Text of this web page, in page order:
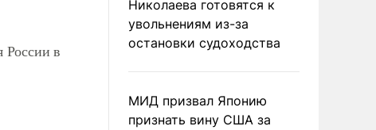
России в
Николаева готовятся к
увольнениям из-за
остановки судоходства
МИД призвал Японию
признать вину США за